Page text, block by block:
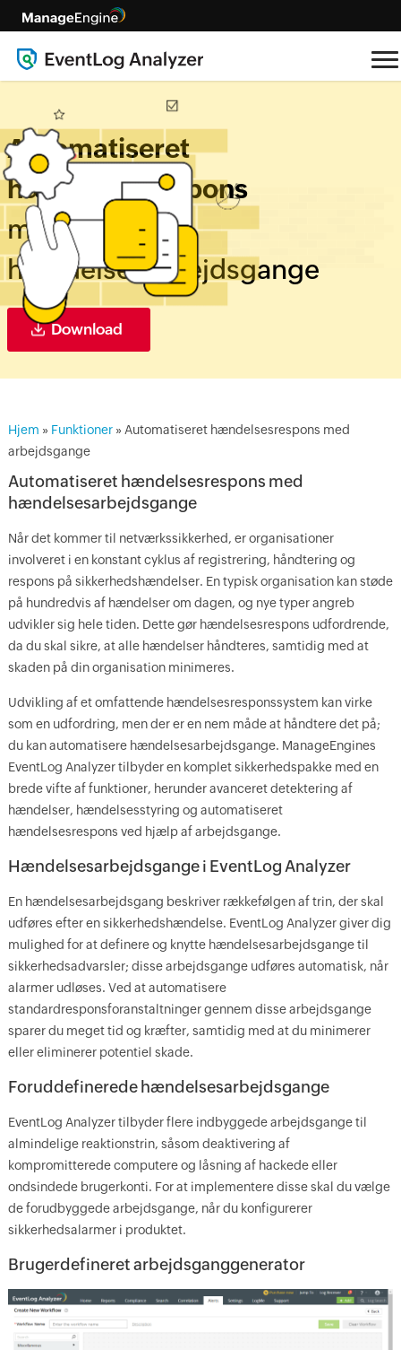
Automatiseret
hændelsesrespons
med
hændelsesarbejdsgange
Download
Hjem » Funktioner» Automatiseret hændelsesrespons med
arbejdsgange
Automatiseret hændelsesrespons med
hændelsesarbejdsgange
Når det kommer til netværkssikkerhed, er organisationer
involveret i en konstant cyklus af registrering, håndtering og
respons på sikkerhedshændelser. En typisk organisation kan støde
på hundredvis af hændelser om dagen, og nye typer angreb
udvikler sig hele tiden. Dette gør hændelsesrespons udfordrende,
da du skal sikre, at alle hændelser håndteres, samtidig med at
skaden på din organisation minimeres.
Udvikling af et omfattende hændelsesresponssystem kan virke
som en udfordring, men der er en nem måde at håndtere det på;
du kan automatisere hændelsesarbejdsgange. ManageEngines
EventLog Analyzer tilbyder en komplet sikkerhedspakke med en
brede vifte af funktioner, herunder avanceret detektering af
hændelser, hændelsesstyring og automatiseret
hændelsesrespons ved hjælp af arbejdsgange.
Hændelsesarbejdsgange i EventLog Analyzer
En hændelsesarbejdsgang beskriver rækkefølgen af ​​trin, der skal
udføres efter en sikkerhedshændelse. EventLog Analyzer giver dig
mulighed for at definere og knytte hændelsesarbejdsgange til
sikkerhedsadvarsler; disse arbejdsgange udføres automatisk, når
alarmer udløses. Ved at automatisere
standardresponsforanstaltninger gennem disse arbejdsgange
sparer du meget tid og kræfter, samtidig med at du minimerer
eller eliminerer potentiel skade.
Foruddefinerede hændelsesarbejdsgange
EventLog Analyzer tilbyder flere indbyggede arbejdsgange til
almindelige reaktionstrin, såsom deaktivering af
kompromitterede computere og låsning af hackede eller
ondsindede brugerkonti. For at implementere disse skal du vælge
de forudbyggede arbejdsgange, når du konfigurerer
sikkerhedsalarmer i produktet.
Brugerdefineret arbejdsganggenerator